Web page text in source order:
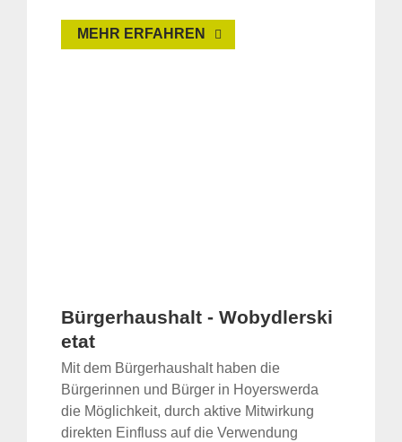
MEHR ERFAHREN
Bürgerhaushalt - Wobydlerski
etat
Mit dem Bürgerhaushalt haben die
Bürgerinnen und Bürger in Hoyerswerda
die Möglichkeit, durch aktive Mitwirkung
direkten Einfluss auf die Verwendung